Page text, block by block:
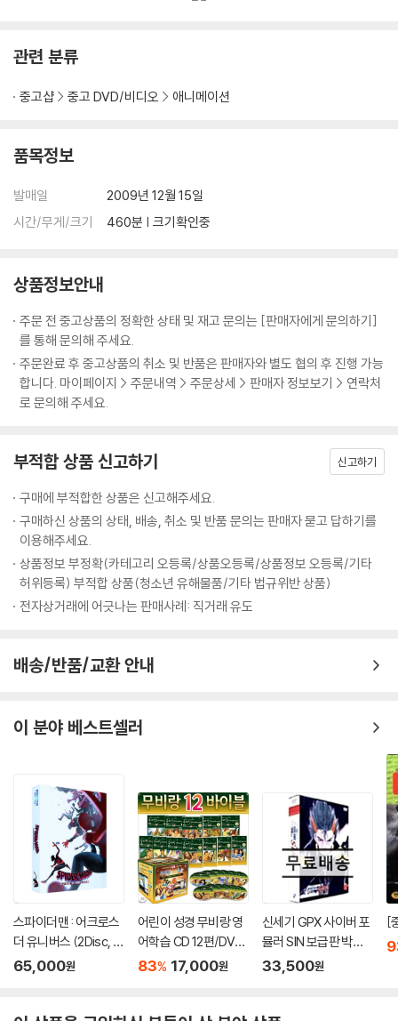
관련 분류
중고샵 중고 DVD/비디오 애니메이션
품목정보
발매일
2009년 12월 15일
시간/무게/크기
460분 | 크기확인중
상품정보안내
주문 전 중고상품의 정확한 상태 및 재고 문의는 [판매자에게 문의하기]
를 통해 문의해 주세요.
주문완료 후 중고상품의 취소 및 반품은 판매자와 별도 협의 후 진행 가능
합니다. 마이페이지 > 주문내역 > 주문상세 > 판매자 정보보기 > 연락처
로 문의해 주세요.
부적합 상품 신고하기 신고하기
구매에 부적합한 상품은 신고해주세요.
구매하신 상품의 상태, 배송, 취소 및 반품 문의는 판매자 묻고 답하기를
이용해주세요.
상품정보 부정확(카테고리 오등록/상품오등록/상품정보 오등록/기타
허위등록) 부적합 상품(청소년 유해물품/기타 법규위반 상품)
전자상거래에 어긋나는 판매사례: 직거래 유도
배송/반품/교환 안내
이 분야 베스트셀러
스파이더맨 : 어크로스
더 유니버스 (2Disc, 4
K UHD+2D B2 렌티큘
65,000원
어린이 성경 무비랑 영
어학습 CD 12편/DVD
15편 바이블 애니 12편
83% 17,000원
신세기 GPX 사이버 포
뮬러 SIN 보급판 박스
셋
33,500원
[